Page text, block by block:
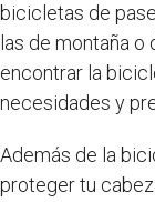
bicicletas de
las de montaña
encontrar la
necesidades y
Además de la
proteger tu